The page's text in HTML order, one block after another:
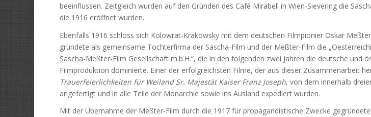
beeinflussen. Zeitgleich wurden auf den Gründen des Café Mirabell in Wien-Sievering die
die 1916 eröffnet wurden.
Ebenfalls 1916 schloss sich Kolowrat-Krakowsky mit dem deutschen Filmpionier Oskar
gründete als gemeinsame Tochterfirma der Sascha-Film und der Meßter-Film die
Sascha-Meßter-Film Gesellschaft m.b.H.“, die in den folgenden zwei Jahren die deutsche und
Filmproduktion dominierte. Einer der erfolgreichsten Filme, der aus dieser Zusammenarbeit
Trauerfeierlichkeiten für Weiland Sr. Majestät Kaiser Franz Joseph, von dem innerhalb
angefertigt und in alle Teile der Monarchie sowie ins Ausland expediert wurden.
Mit der Übernahme der Meßter-Film durch die 1917 für propagandistische Zwecke